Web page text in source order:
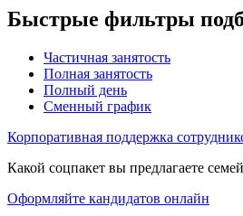
Быстрые фильтры
Частичная занятость
Полная занятость
Полный день
Сменный график
Корпоративная поддержка
Какой соцпакет вы предлагаете
Оформляйте кандидатов онлайн